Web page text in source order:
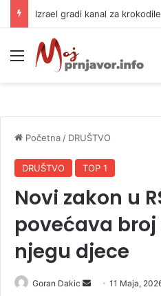
Za šta se Banjaluka zadužuje
Meni
Početna / DRUŠTVO
DRUŠTVO TOP 1
Novi zakon u
povećava broj
njegu djece
Goran Dakic 11 Maja,